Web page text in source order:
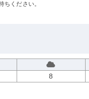
ちください。
8